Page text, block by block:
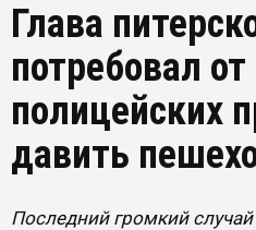
Глава
потребовал
полицейских
давить
Последний громкий